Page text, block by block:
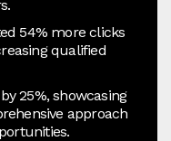
54% more clicks
qualified
25%, showcasing
approach